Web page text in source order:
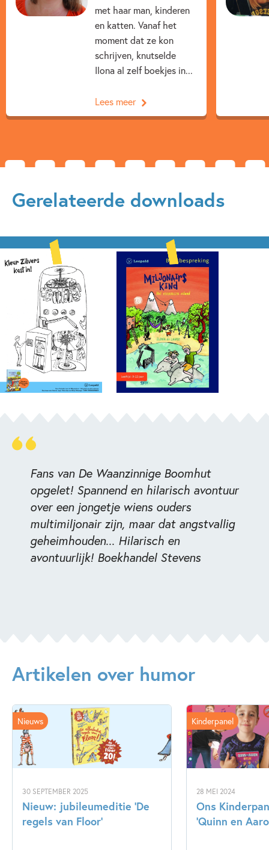
met haar man, kinderen
en katten. Vanaf het
moment dat ze kon
schrijven, knutselde
Ilona al zelf boekjes in...
Lees meer
Gerelateerde downloads
Fans van De Waanzinnige Boomhut
opgelet! Spannend en hilarisch avontuur
over een jongetje wiens ouders
multimiljonair zijn, maar dat angstvallig
geheimhouden... Hilarisch en
avontuurlijk! Boekhandel Stevens
Artikelen over humor
30 SEPTEMBER 2025
Nieuw: jubileumeditie ‘De
regels van Floor’
Nieuws
28 MEI 2024
Ons
‘Quinn en
Kinderpanel